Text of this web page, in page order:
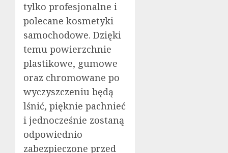
tylko profesjonalne i
polecane kosmetyki
samochodowe. Dzięki
temu powierzchnie
plastikowe, gumowe
oraz chromowane po
wyczyszczeniu będą
lśnić, pięknie pachnieć
i jednocześnie zostaną
odpowiednio
zabezpieczone przed